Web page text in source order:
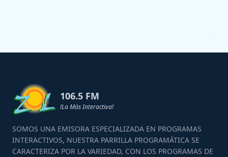
106.5 FM
!La Más Interactiva!
SOMOS UNA EMISORA ESPECIALIZADA EN PROGRAMAS
INTERACTIVOS, NUESTRA PARRILLA PROGRAMÁTICA SE
CARACTERIZA POR LA VARIEDAD, CON LOS PROGRAMAS DE